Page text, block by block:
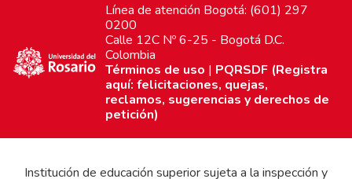
Línea de atención Bogotá: (601) 297
0200
Calle 12C Nº 6-25 - Bogotá D.C.
Colombia
Términos de uso | PQRSDF (Registra
aquí: felicitaciones, quejas,
reclamos, sugerencias y derechos de
petición)
Institución de educación superior sujeta a la inspección y